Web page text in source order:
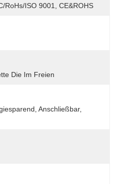
RoHs/ISO 9001, CE&ROHS
Die Im Freien
Anschließbar,